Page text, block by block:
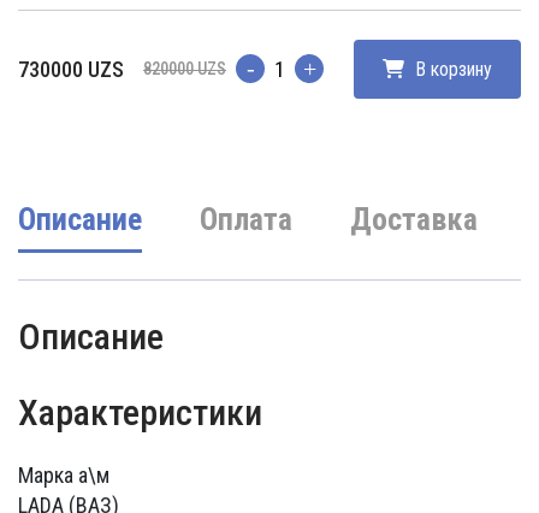
820000UZS
Первоначальная
730000 UZS
Текущая
Количество В корзину
Описание Оплата Доставка
Описание
Характеристики
Марка а\м
LADA (ВАЗ)